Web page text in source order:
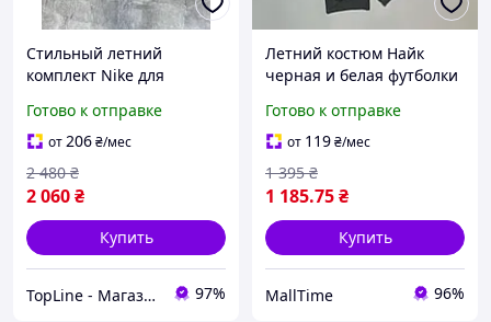
Стильный летний
комплект Nike для
костюм Найк серого
цвета, Комфортная
двойка для подростков
Готово к отправке
от206₴/мес
2 060₴
2 480 ₴
Купить
TopLine - Магазин крутых товаров 97%
Летний костюм Найк
черная и белая футболки
для подростка и мужчины
JPP199time
Готово к отправке
от 119₴/мес
1 185.75₴
1 395 ₴
Купить
MallTime 96%